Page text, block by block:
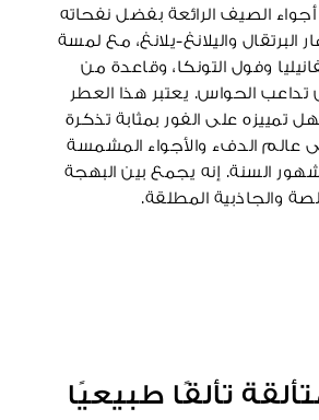
الصيف الرائعة بفضل نفحاته
البرتقال واليلانغ-يلانغ، مع لمسة
وفول التونكا، وقاعدة من
تداعب الحواس. يعتبر هذا العطر
تمييزه على الفور بمثابة تذكرة
عالم الدفء والأجواء المشمسة
السنة. إنه يجمع بين البهجة
والجاذبية المطلقة.
تألقًا طبيعيًا